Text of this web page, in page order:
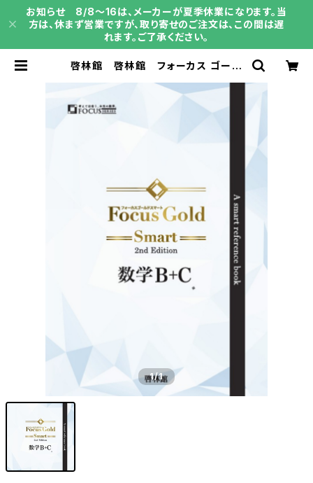
お知らせ 8/8～16は、メーカーが夏季休業になります。当
方は、休まず営業ですが、取り寄せのご注文は、この間は遅
れます。ご了承ください。
啓林館 啓林館 フォーカス ゴール
+Ｃ 新品完全セット 問題集本体と
別冊解答あり 新品 問題集本体と
別冊解答つき ISBN：978440226
くのしょてん）
1/1